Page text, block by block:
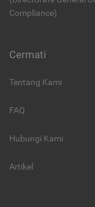
Compliance)
Cermati
Tentang Kami
FAQ
Hubungi Kami
Artikel